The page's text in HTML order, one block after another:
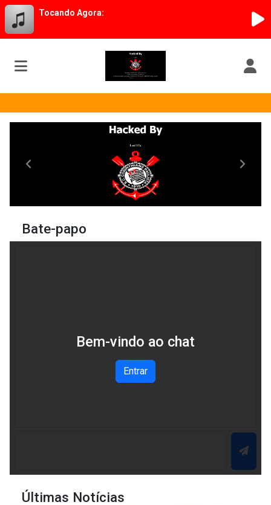
Tocando Agora:
404 Crew Cyber Team Lammers
Anterior
Bate-papo
Bem-vindo ao chat
Entrar
Últimas Notícias